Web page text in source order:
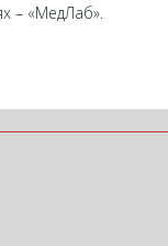
– «МедЛаб».